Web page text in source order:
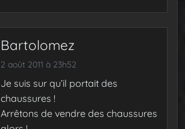
Bartolomez
2 août 2011 à 23h52
Je suis sur qu’il portait des
chaussures !
Arrêtons de vendre des chaussures